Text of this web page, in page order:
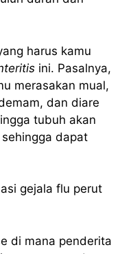
harus kamu
ini. Pasalnya,
merasakan mual,
dan diare
tubuh akan
dapat
gejala flu perut
di mana penderita